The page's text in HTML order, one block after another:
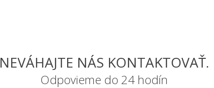
NEVÁHAJTE NÁS KONTAKTOVAŤ.
Odpovieme do 24 hodín